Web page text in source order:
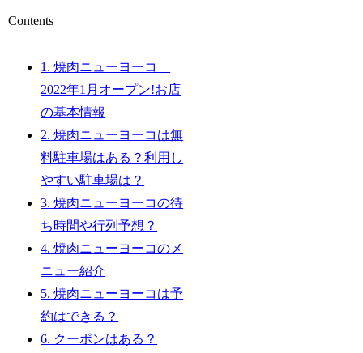
Contents
1. 焼肉ニューヨーコ
2022年1月オープン!お店
の基本情報
2. 焼肉ニューヨーコは無
料駐車場はある？利用し
やすい駐車場は？
3. 焼肉ニューヨーコの待
ち時間や行列予想？
4. 焼肉ニューヨーコのメ
ニュー紹介
5. 焼肉ニューヨーコは予
約はできる？
6. クーポンはある？